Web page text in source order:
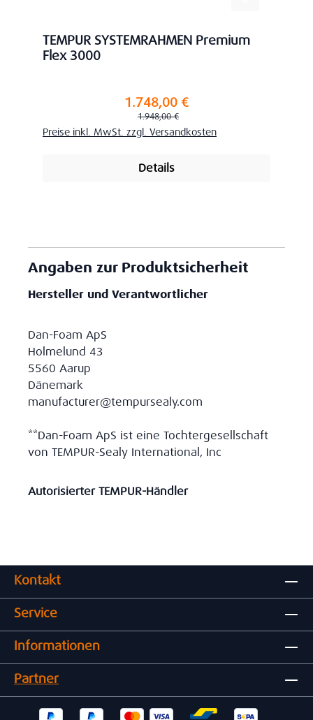
TEMPUR SYSTEMRAHMEN Premium
Flex 3000
Verkaufspreis:1.748,00 €
Regulärer Preis:
1.948,00 €
Preise inkl. MwSt. zzgl. Versandkosten
Details
Angaben zur Produktsicherheit
Hersteller und Verantwortlicher
Dan-Foam ApS
Holmelund 43
5560 Aarup
Dänemark
manufacturer@tempursealy.com
**Dan-Foam ApS ist eine Tochtergesellschaft
von TEMPUR-Sealy International, Inc
Autorisierter TEMPUR-Händler
Kontakt
Service
Informationen
Partner